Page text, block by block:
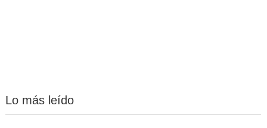
Lo más leído